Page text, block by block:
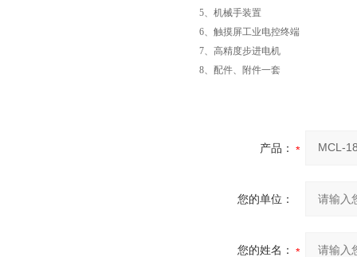
5、机械手装置
6、触摸屏工业电控终端
7、高精度步进电机
8、配件、附件一套
产品：
您的单位：
您的姓名：